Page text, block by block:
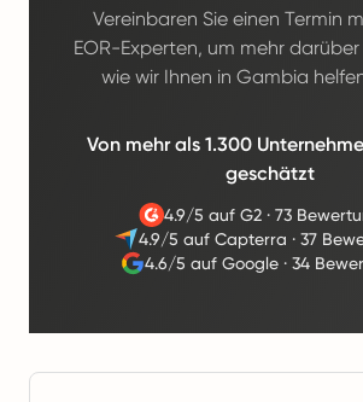
Vereinbaren Sie einen Termin
EOR-Experten, um mehr
wie wir Ihnen in Gambia
Von mehr als 1.300
geschätzt
4.9/5 auf G2· 73
4.9/5 auf Capterra · 37
4.6/5 auf Google ·34